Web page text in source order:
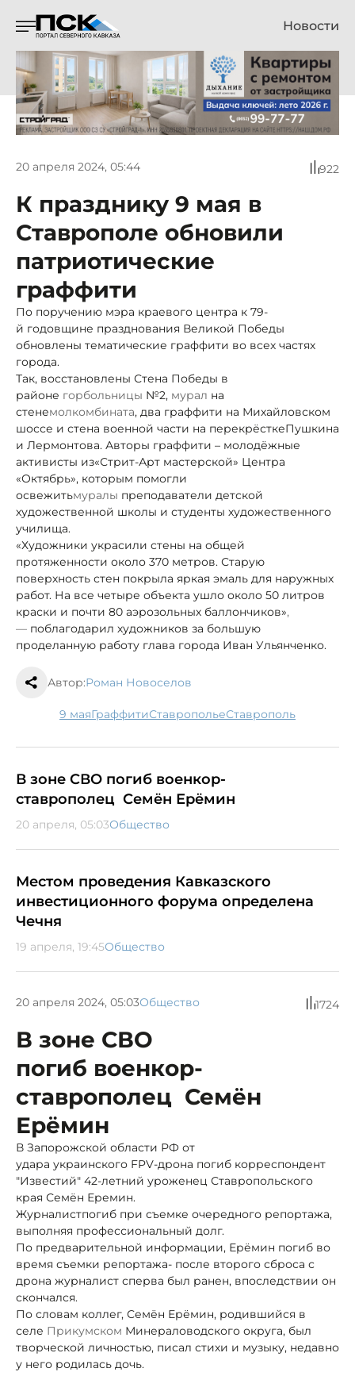
Новости
20 апреля 2024, 05:44 922
К празднику 9 мая в
Ставрополе обновили
патриотические
граффити
По поручению мэра краевого центра к 79-
й годовщине празднования Великой Победы
обновлены тематические граффити во всех частях
города.
Так, восстановлены Стена Победы в
районе горбольницы №2, мурал на
стенемолкомбината, два граффити на Михайловском
шоссе и стена военной части на перекрёсткеПушкина
и Лермонтова. Авторы граффити – молодёжные
активисты из«Стрит-Арт мастерской» Центра
«Октябрь», которым помогли
освежитьмуралы преподаватели детской
художественной школы и студенты художественного
училища.
«Художники украсили стены на общей
протяженности около 370 метров. Старую
поверхность стен покрыла яркая эмаль для наружных
работ. На все четыре объекта ушло около 50 литров
краски и почти 80 аэрозольных баллончиков»,
— поблагодарил художников за большую
проделанную работу глава города Иван Ульянченко.
Автор:Роман Новоселов
9 мая граффити Ставрополье Ставрополь
В зоне СВО погиб военкор-
ставрополец Семён Ерёмин
20 апреля, 05:03Общество
Местом проведения Кавказского
инвестиционного форума определена
Чечня
19 апреля, 19:45Общество
20 апреля 2024, 05:03Общество 1724
В зоне СВО
погиб военкор-
ставрополец Семён
Ерёмин
В Запорожской области РФ от
удара украинского FPV-дрона погиб корреспондент
"Известий" 42-летний уроженец Ставропольского
края Семён Еремин.
Журналистпогиб при съемке очередного репортажа,
выполняя профессиональный долг.
По предварительной информации, Ерёмин погиб во
время съемки репортажа- после второго сброса с
дрона журналист сперва был ранен, впоследствии он
скончался.
По словам коллег, Семён Ерёмин, родившийся в
селе Прикумском Минераловодского округа, был
творческой личностью, писал стихи и музыку, недавно
у него родилась дочь.